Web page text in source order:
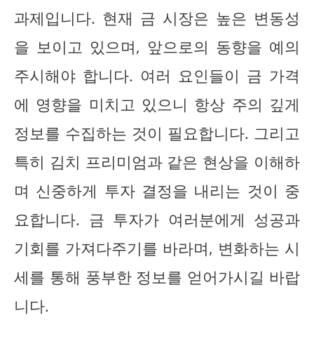
과제입니다. 현재 금 시장은 높은 변동성
을 보이고 있으며, 앞으로의 동향을 예의
주시해야 합니다. 여러 요인들이 금 가격
에 영향을 미치고 있으니 항상 주의 깊게
정보를 수집하는 것이 필요합니다. 그리고
특히 김치 프리미엄과 같은 현상을 이해하
며 신중하게 투자 결정을 내리는 것이 중
요합니다. 금 투자가 여러분에게 성공과
기회를 가져다주기를 바라며, 변화하는 시
세를 통해 풍부한 정보를 얻어가시길 바랍
니다.